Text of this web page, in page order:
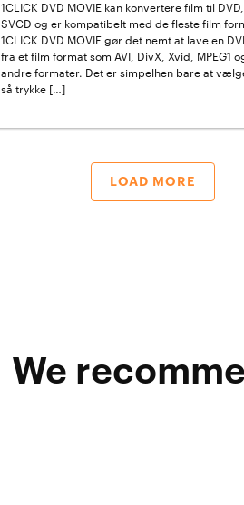
1CLICK DVD MOVIE kan konvertere film til
SVCD og er kompatibelt med de fleste film
1CLICK DVD MOVIE gør det nemt at lave en
fra et film format som AVI, DivX, Xvid, MPEG1
andre formater. Det er simpelhen bare at
så trykke […]
LOAD MORE
We